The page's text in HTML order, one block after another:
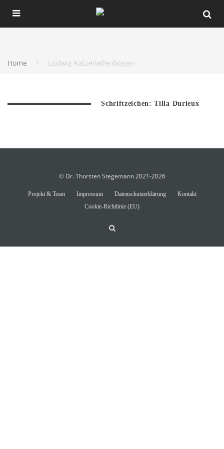
Home Ludwig Katzenellenbogen
Schriftzeichen: Tilla Durieux
© Dr. Thorsten Stegemann 2021-2026
Projekt & Team Impressum Datenschutzerklärung
Kontakt
Cookie-Richtlinie (EU)